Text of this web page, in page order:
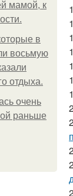
мамой, к
в
восьмую
отдыха.
очень
раньше